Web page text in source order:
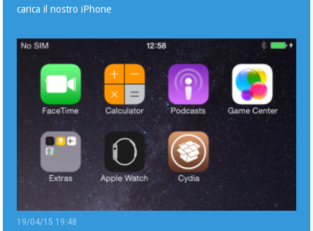
carica il nostro iPhone
19/04/15 19:48